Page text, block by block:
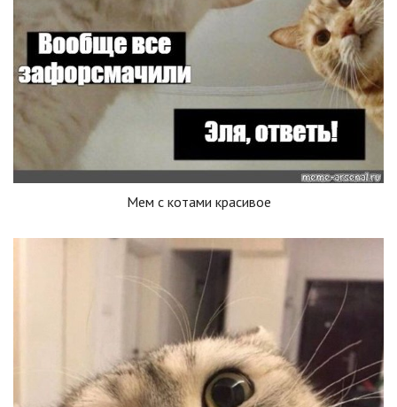
Мем с котами красивое